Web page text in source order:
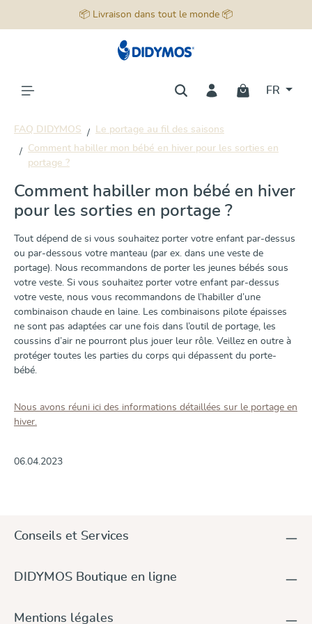
📦 Livraison dans tout le monde 📦
FR
FAQ DIDYMOS
Le portage au fil des saisons
Comment habiller mon bébé en hiver pour les sorties en
portage ?
Comment habiller mon bébé en hiver
pour les sorties en portage ?
Tout dépend de si vous souhaitez porter votre enfant par-dessus
ou par-dessous votre manteau (par ex. dans une veste de
portage). Nous recommandons de porter les jeunes bébés sous
votre veste. Si vous souhaitez porter votre enfant par-dessus
votre veste, nous vous recommandons de l’habiller d’une
combinaison chaude en laine. Les combinaisons pilote épaisses
ne sont pas adaptées car une fois dans l’outil de portage, les
coussins d’air ne pourront plus jouer leur rôle. Veillez en outre à
protéger toutes les parties du corps qui dépassent du porte-
bébé.
Nous avons réuni ici des informations détaillées sur le portage en
hiver.
06.04.2023
Conseils et Services
DIDYMOS Boutique en ligne
Mentions légales